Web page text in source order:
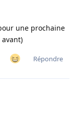
une prochaine
Répondre